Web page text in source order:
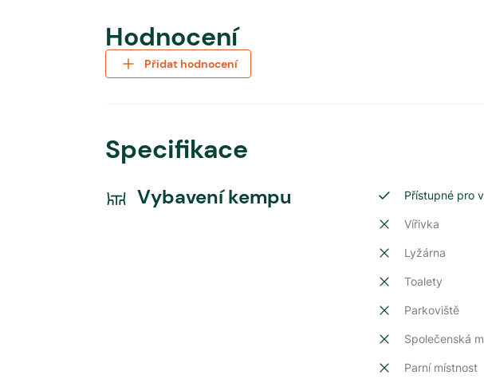
Hodnocení
Přidat hodnocení
Specifikace
Vybavení kempu Přístupné pro
Vířivka
Lyžárna
Toalety
Parkoviště
Společenská
Parní místnost